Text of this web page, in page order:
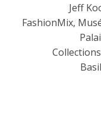
Jeff
FashionMix,